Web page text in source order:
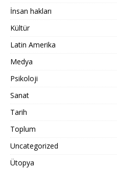
İnsan hakları
Kültür
Latin Amerika
Medya
Psikoloji
Sanat
Tarih
Toplum
Uncategorized
Ütopya